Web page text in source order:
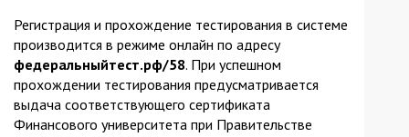
Регистрация и прохождение тестирования в системе
производится в режиме онлайн по адресу
федеральныйтест.рф/58. При успешном
прохождении тестирования предусматривается
выдача соответствующего сертификата
Финансового университета при Правительстве